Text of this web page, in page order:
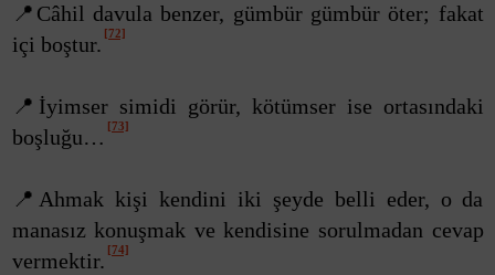
📍Câhil davula benzer, gümbür gümbür öter; fakat
içi boştur. [72]
📍İyimser simidi görür, kötümser ise ortasındaki
boşluğu… [73]
📍Ahmak kişi kendini iki şeyde belli eder, o da
manasız konuşmak ve kendisine sorulmadan cevap
vermektir. [74]